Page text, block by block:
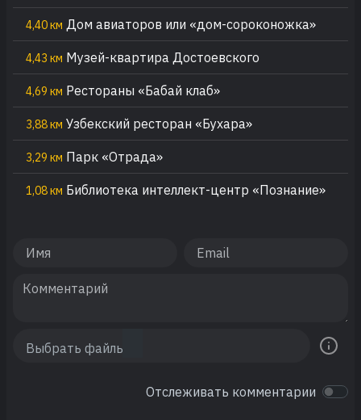
4,40 км Дом авиаторов или «дом-сороконожка»
4,43 км Музей-квартира Достоевского
4,69 км Рестораны «Бабай клаб»
3,88 км Узбекский ресторан «Бухара»
3,29 км Парк «Отрада»
1,08 км Библиотека интеллект-центр «Познание»
Отслеживать комментарии